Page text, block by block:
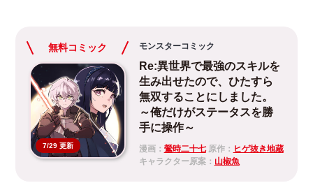
無料コミック
7/29 更新
モンスターコミック
Re:異世界で最強のスキルを
生み出せたので、ひたすら
無双することにしました。
～俺だけがステータスを勝
手に操作～
漫画： 鶯時二十七原作： ヒゲ抜き地蔵
キャラクター原案： 山椒魚